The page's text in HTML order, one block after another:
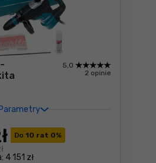
Parametry
5,0
2 opinie
Do 10 rat 0%
4 151 zł